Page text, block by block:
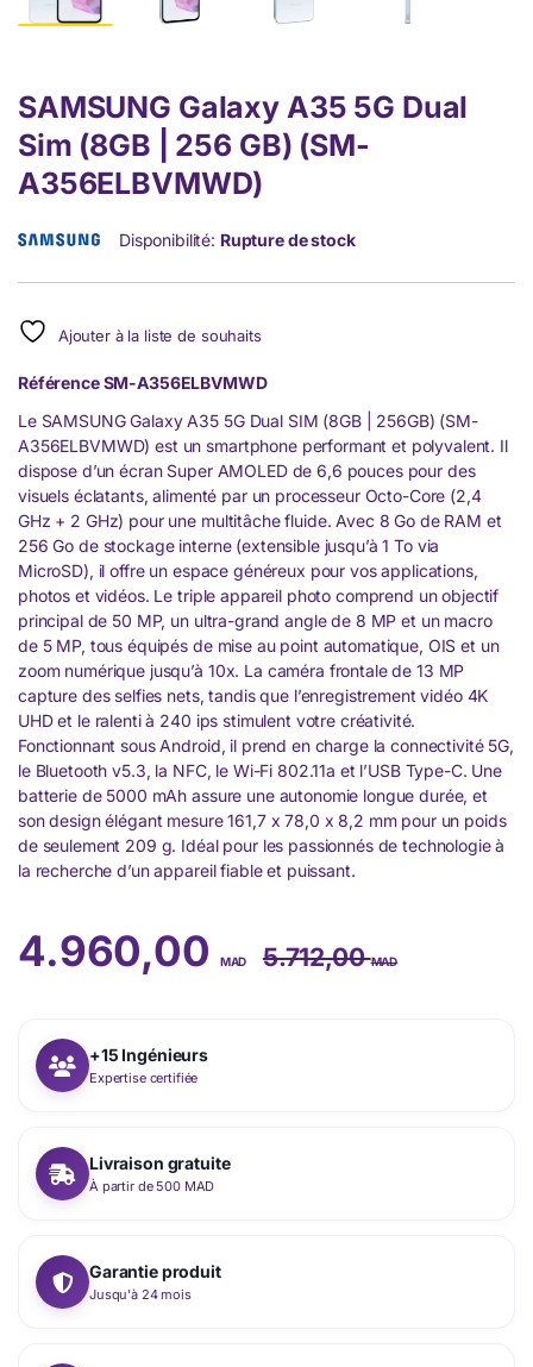
SAMSUNG Galaxy A35 5G Dual
Sim (8GB | 256 GB) (SM-
A356ELBVMWD)
Disponibilité: Rupture de stock
Ajouter à la liste de souhaits
RéférenceSM-A356ELBVMWD
Le SAMSUNG Galaxy A35 5G Dual SIM (8GB | 256GB) (SM-
A356ELBVMWD) est un smartphone performant et polyvalent. Il
dispose d’un écran Super AMOLED de 6,6 pouces pour des
visuels éclatants, alimenté par un processeur Octo-Core (2,4
GHz + 2 GHz) pour une multitâche fluide. Avec 8 Go de RAM et
256 Go de stockage interne (extensible jusqu’à 1 To via
MicroSD), il offre un espace généreux pour vos applications,
photos et vidéos. Le triple appareil photo comprend un objectif
principal de 50 MP, un ultra-grand angle de 8 MP et un macro
de 5 MP, tous équipés de mise au point automatique, OIS et un
zoom numérique jusqu’à 10x. La caméra frontale de 13 MP
capture des selfies nets, tandis que l’enregistrement vidéo 4K
UHD et le ralenti à 240 ips stimulent votre créativité.
Fonctionnant sous Android, il prend en charge la connectivité 5G,
le Bluetooth v5.3, la NFC, le Wi-Fi 802.11a et l’USB Type-C. Une
batterie de 5000 mAh assure une autonomie longue durée, et
son design élégant mesure 161,7 x 78,0 x 8,2 mm pour un poids
de seulement 209 g. Idéal pour les passionnés de technologie à
la recherche d’un appareil fiable et puissant.
4.960,00 MAD 5.712,00MAD
+15 Ingénieurs
Expertise certifiée
Livraison gratuite
À partir de 500 MAD
Garantie produit
Jusqu'à 24 mois